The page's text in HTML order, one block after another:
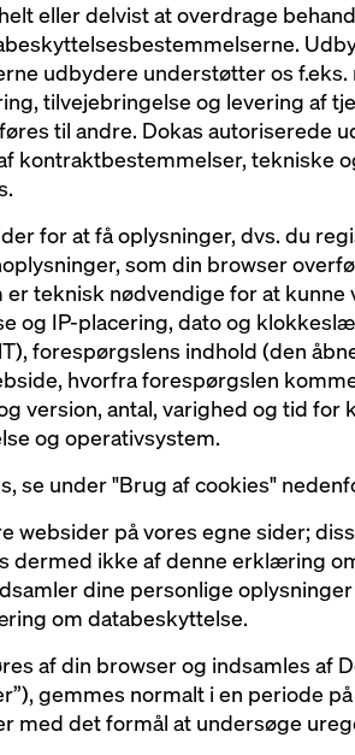
eller delvist at overdrage
udbydere understøtter os
tilvejebringelse og levering af
til andre. Dokas autoriserede
kontraktbestemmelser, tekniske
for at få oplysninger, dvs. du
som din browser
er teknisk nødvendige for at
og IP-placering, dato og
forespørgslens indhold (den
hvorfra forespørgslen
version, antal, varighed og tid
og operativsystem.
se under "Brug af cookies"
websider på vores egne sider;
dermed ikke af denne erklæring
dine personlige
om databeskyttelse.
af din browser og indsamles af
gemmes normalt i en periode
med det formål at undersøge